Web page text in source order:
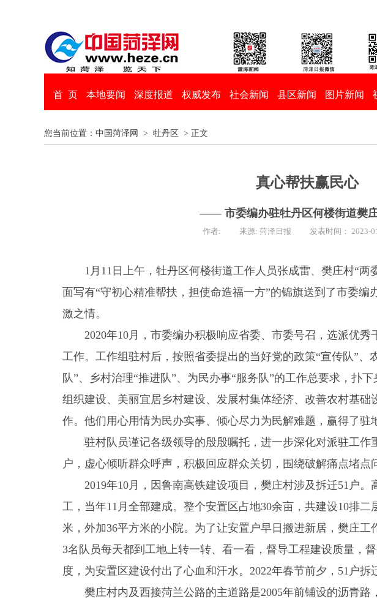
首 页 本地要闻 深度报道 权威发布 社会新闻 县区新闻 图片新闻
您当前位置： 中国菏泽网 > 牡丹区 > 正文
真心帮扶赢民心
—— 市委编办驻牡丹区何楼街道樊
作者: 来源: 菏泽日报 发表时间： 2023-
1月11日上午，牡丹区何楼街道工作人员张成雷、樊庄村“两
面写有“守初心精准帮扶，担使命造福一方”的锦旗送到了市委编
激之情。
2020年10月，市委编办积极响应省委、市委号召，选派优
工作。工作组驻村后，按照省委提出的当好党的政策“宣传队”、
队”、乡村治理“推进队”、为民办事“服务队”的工作总要求，扑
组织建设、美丽宜居乡村建设、发展村集体经济、改善农村基础
作。他们用心用情为民办实事、倾心尽力为民解难题，赢得了驻
驻村队员谨记各级领导的殷殷嘱托，进一步深化对派驻工作
户，虚心倾听群众呼声，积极回应群众关切，围绕破解痛点堵点
2019年10月，因鲁南高铁建设项目，樊庄村涉及拆迁51户。
工，当年11月全部建成。整个安置区占地30余亩，共建设10排二
米，外加36平方米的小院。为了让安置户早日搬进新居，樊庄工
3名队员每天都到工地上转一转、看一看，督导工程建设质量，
度，为安置区建设付出了心血和汗水。2022年春节前夕，51户拆
樊庄村内及西接菏兰公路的主道路是2005年前铺设的沥青